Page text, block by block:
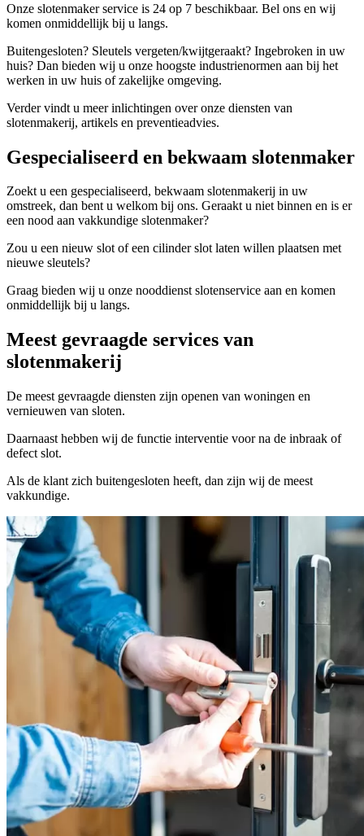
Onze slotenmaker service is 24 op 7 beschikbaar. Bel ons en wij
komen onmiddellijk bij u langs.
Buitengesloten? Sleutels vergeten/kwijtgeraakt? Ingebroken in uw
huis? Dan bieden wij u onze hoogste industrienormen aan bij het
werken in uw huis of zakelijke omgeving.
Verder vindt u meer inlichtingen over onze diensten van
slotenmakerij, artikels en preventieadvies.
Gespecialiseerd en bekwaam slotenmaker
Zoekt u een gespecialiseerd, bekwaam slotenmakerij in uw
omstreek, dan bent u welkom bij ons. Geraakt u niet binnen en is er
een nood aan vakkundige slotenmaker?
Zou u een nieuw slot of een cilinder slot laten willen plaatsen met
nieuwe sleutels?
Graag bieden wij u onze nooddienst slotenservice aan en komen
onmiddellijk bij u langs.
Meest gevraagde services van
slotenmakerij
De meest gevraagde diensten zijn openen van woningen en
vernieuwen van sloten.
Daarnaast hebben wij de functie interventie voor na de inbraak of
defect slot.
Als de klant zich buitengesloten heeft, dan zijn wij de meest
vakkundige.